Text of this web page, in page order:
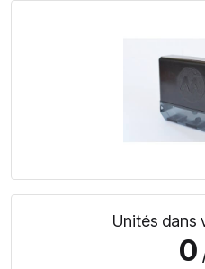
Unités dans
0